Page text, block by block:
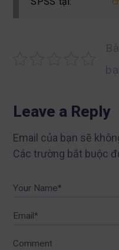
Leave a Reply
Email của bạn sẽ
Các trường bắt buộc
Your Name*
Email*
Comment